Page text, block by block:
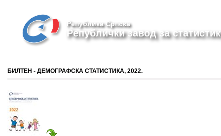
Република Српска
Републички завод за
БИЛТЕН - ДЕМОГРАФСКА СТАТИСТИКА, 2022.